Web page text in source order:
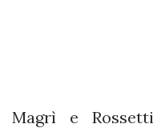
Magrì e